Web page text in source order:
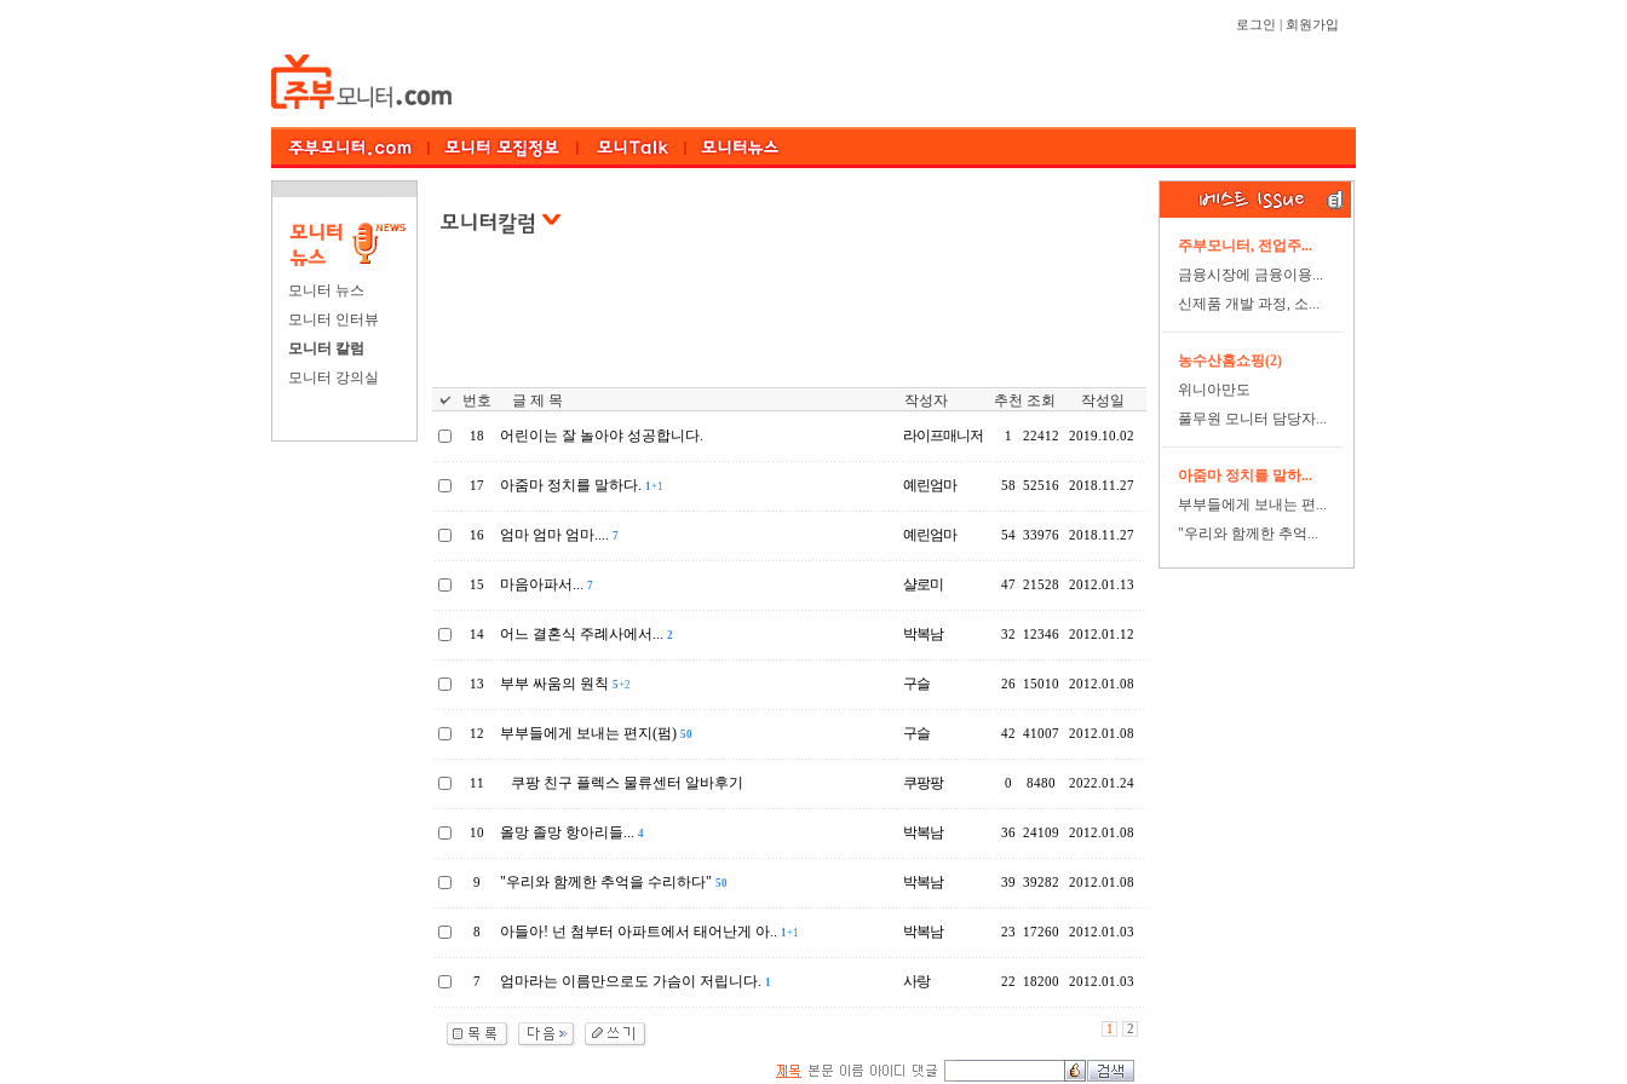
로그인 회원가입
모니터 뉴스
모니터 인터뷰
모니터 칼럼
모니터 강의실
번호
글 제 목 작성자 추천 조회 작성일
18 어린이는 잘 놀아야 성공합니다. 라이프매니저 1 22412 2019.10.02
17 아줌마 정치를 말하다. 1+1 예린엄마 58 52516 2018.11.27
16 엄마 엄마 엄마.... 7 예린엄마 54 33976 2018.11.27
15 마음아파서... 7 샬로미 47 21528 2012.01.13
14 어느 결혼식 주례사에서... 2 박복남 32 12346 2012.01.12
13 부부 싸움의 원칙 5+2 구슬 26 15010 2012.01.08
12 부부들에게 보내는 편지(펌) 50 구슬 42 41007 2012.01.08
11 쿠팡 친구 플렉스 물류센터 알바후기 쿠팡팡 0 8480 2022.01.24
10 올망 졸망 항아리들... 4 박복남 36 24109 2012.01.08
9 "우리와 함께한 추억을 수리하다" 50 박복남 39 39282 2012.01.08
8 아들아! 넌 첨부터 아파트에서 태어난게 아.. 1+1 박복남 23 17260 2012.01.03
7 엄마라는 이름만으로도 가슴이 저립니다. 1 사랑 22 18200 2012.01.03
1 2
주부모니터, 전업주...
금융시장에 금융이용...
신제품 개발 과정, 소...
농수산홈쇼핑(2)
위니아만도
풀무원 모니터 담당자...
아줌마 정치를 말하...
부부들에게 보내는 편...
"우리와 함께한 추억...